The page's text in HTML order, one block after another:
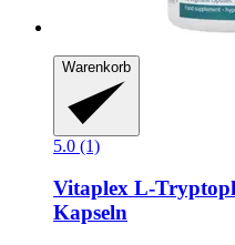
Warenkorb
5.0 (1)
Vitaplex L-​
Kapseln